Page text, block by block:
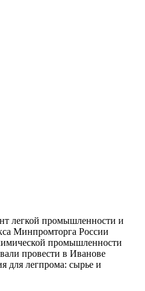
легкой промышленности и
Минпромторга России
промышленности
провести в Иванове
для легпрома: сырье и